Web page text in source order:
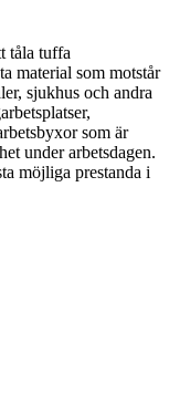
tåla tuffa
material som motstår
sjukhus och andra
som är
under arbetsdagen.
möjliga prestanda i